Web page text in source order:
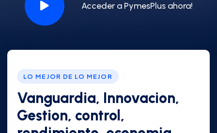
Acceder a PymesPlus ahora!
LO MEJOR DE LO MEJOR
Vanguardia, Innovacion,
Gestion, control,